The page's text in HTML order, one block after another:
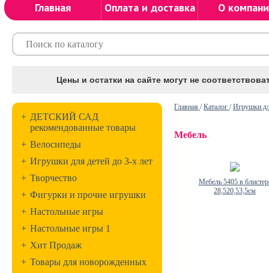
Главная Оплата и доставка О
Цены и остатки на сайте могут не
+ ДЕТСКИЙ САД
рекомендованные товары
+ Велосипеды
+ Игрушки для детей до 3-х лет
+ Творчество
+ Фигурки и прочие игрушки
+ Настольные игры
+ Настольные игры 1
+ Хит Продаж
+ Товары для новорожденных
Главная /Каталог /Игрушки
Мебель
Мебель 5405 в
28,520,53,5см